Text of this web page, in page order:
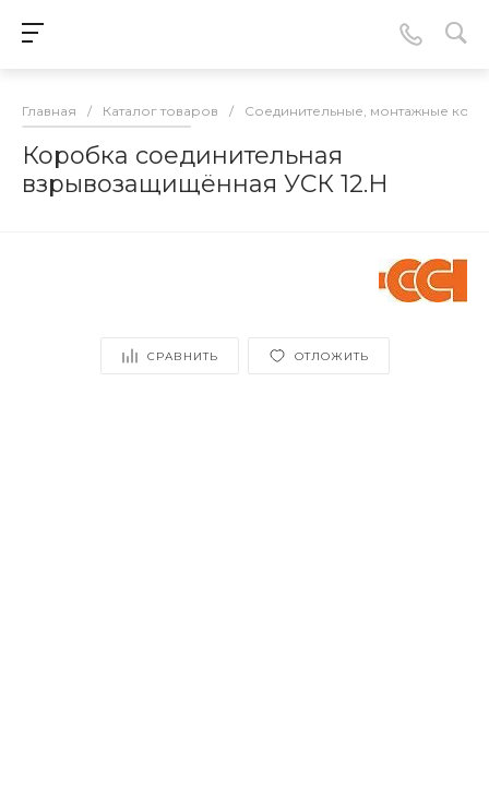
Главная / Каталог товаров / Соединительные, монтажные
Коробка соединительная
взрывозащищённая УСК 12.Н
СРАВНИТЬ ОТЛОЖИТЬ